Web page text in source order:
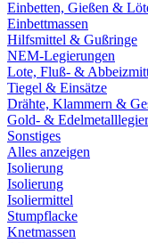
Einbetten, Gießen &
Einbettmassen
Hilfsmittel & Gußringe
NEM-Legierungen
Lote, Fluß- &
Tiegel & Einsätze
Drähte, Klammern &
Gold- &
Sonstiges
Alles anzeigen
Isolierung
Isolierung
Isoliermittel
Stumpflacke
Knetmassen